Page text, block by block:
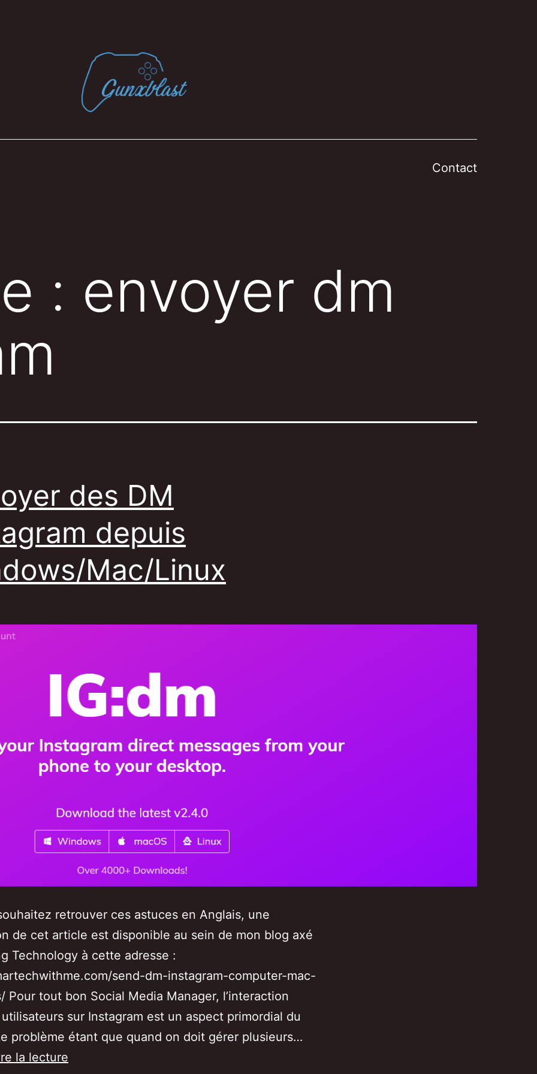
Contact
: envoyer dm
des DM
depuis
Mac/Linux
retrouver ces astuces en Anglais, une
de cet article est disponible au sein de mon blog axé
Technology à cette adresse :
send-dm-instagram-computer-mac-
Pour tout bon Social Media Manager, l’interaction
sur Instagram est un aspect primordial du
problème étant que quand on doit gérer plusieurs…
la lecture